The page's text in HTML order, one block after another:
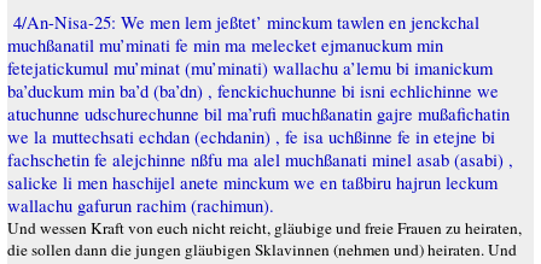
4/An-Nisa-25: We men lem jeßtet’ minckum tawlen en jenckchal
muchßanatil mu’minati fe min ma melecket ejmanuckum min
fetejatickumul mu’minat (mu’minati) wallachu a’lemu bi imanickum
ba’duckum min ba’d (ba’dn) , fenckichuchunne bi isni echlichinne we
atuchunne udschurechunne bil ma’rufi muchßanatin gajre mußafichatin
we la muttechsati echdan (echdanin) , fe isa uchßinne fe in etejne bi
fachschetin fe alejchinne nßfu ma alel muchßanati minel asab (asabi) ,
salicke li men haschijel anete minckum we en taßbiru hajrun leckum
wallachu gafurun rachim (rachimun).
Und wessen Kraft von euch nicht reicht, gläubige und freie Frauen zu heiraten,
die sollen dann die jungen gläubigen Sklavinnen (nehmen und) heiraten. Und